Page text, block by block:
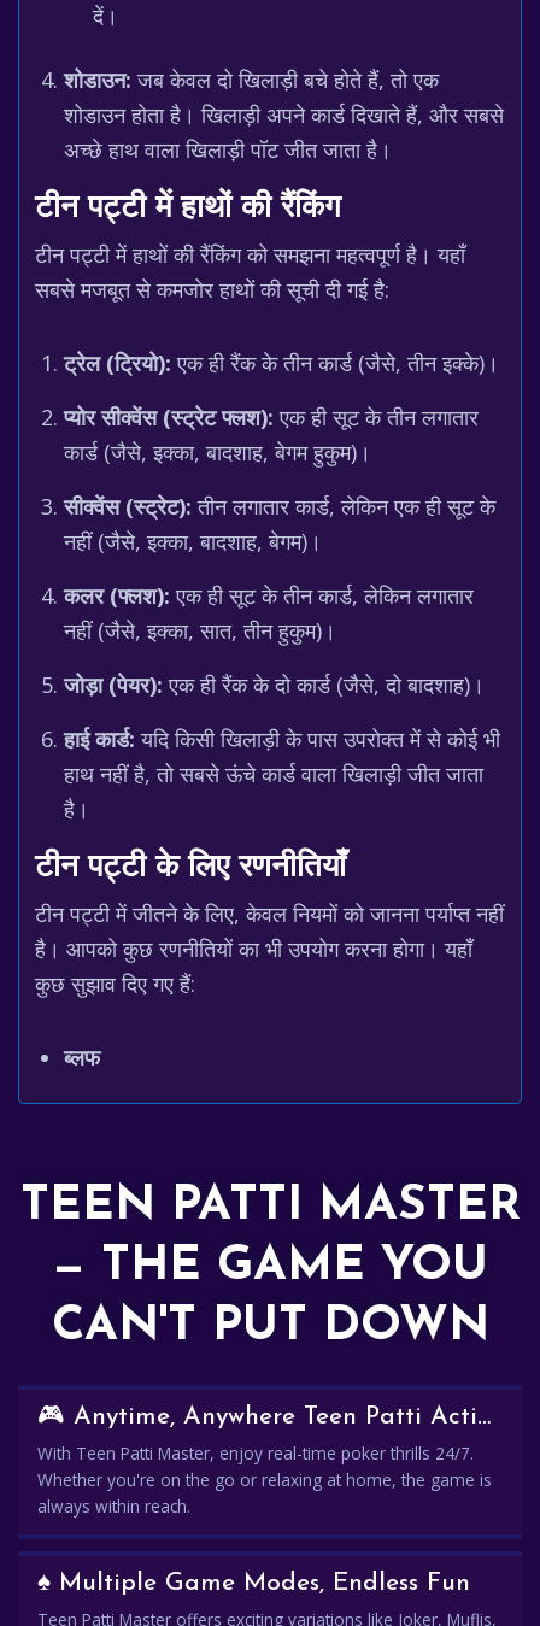
दें।
शोडाउन: जब केवल दो खिलाड़ी बचे होते हैं, तो एक
शोडाउन होता है। खिलाड़ी अपने कार्ड दिखाते हैं, और सबसे
अच्छे हाथ वाला खिलाड़ी पॉट जीत जाता है।
टीन पट्टी में हाथों की रैंकिंग
टीन पट्टी में हाथों की रैंकिंग को समझना महत्वपूर्ण है। यहाँ
सबसे मजबूत से कमजोर हाथों की सूची दी गई है:
ट्रेल (ट्रियो): एक ही रैंक के तीन कार्ड (जैसे, तीन इक्के)।
प्योर सीक्वेंस (स्ट्रेट फ्लश): एक ही सूट के तीन लगातार
कार्ड (जैसे, इक्का, बादशाह, बेगम हुकुम)।
सीक्वेंस (स्ट्रेट): तीन लगातार कार्ड, लेकिन एक ही सूट के
नहीं (जैसे, इक्का, बादशाह, बेगम)।
कलर (फ्लश): एक ही सूट के तीन कार्ड, लेकिन लगातार
नहीं (जैसे, इक्का, सात, तीन हुकुम)।
जोड़ा (पेयर): एक ही रैंक के दो कार्ड (जैसे, दो बादशाह)।
हाई कार्ड: यदि किसी खिलाड़ी के पास उपरोक्त में से कोई भी
हाथ नहीं है, तो सबसे ऊंचे कार्ड वाला खिलाड़ी जीत जाता
है।
टीन पट्टी के लिए रणनीतियाँ
टीन पट्टी में जीतने के लिए, केवल नियमों को जानना पर्याप्त नहीं
है। आपको कुछ रणनीतियों का भी उपयोग करना होगा। यहाँ
कुछ सुझाव दिए गए हैं:
ब्लफ
TEEN PATTI MASTER
— THE GAME YOU
CAN'T PUT DOWN
🎮 Anytime, Anywhere Teen Patti Action
With Teen Patti Master, enjoy real-time poker thrills 24/7.
Whether you're on the go or relaxing at home, the game is
always within reach.
♠️ Multiple Game Modes, Endless Fun
Teen Patti Master offers exciting variations like Joker, Muflis,